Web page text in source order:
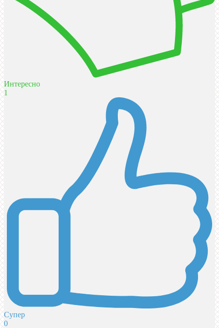
Интересно
1
Супер
0